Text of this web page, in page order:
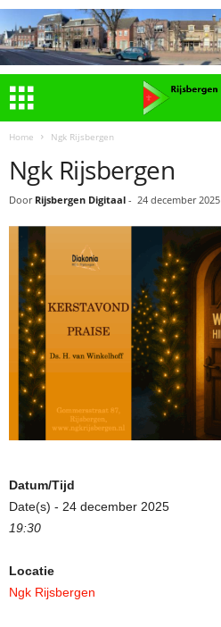
Home Ngk Rijsbergen
Ngk Rijsbergen
Door Rijsbergen Digitaal - 24 december 2025
Datum/Tijd
Date(s) - 24 december 2025
19:30
Locatie
Ngk Rijsbergen